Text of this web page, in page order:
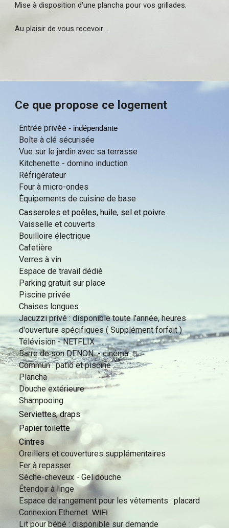
Mise à disposition d'une plancha pour vos grillades.
Au plaisir de vous recevoir ...
Ce que propose ce logement
Entrée privée - indépendante
Boîte à clé sécurisée
Vue sur le jardin avec sa terrasse
Kitchenette - domino induction
Réfrigérateur
Four à micro-ondes
Équipements de cuisine de base
Casseroles et poêles, huile, sel et poivre
Vaisselle et couverts
Bouilloire électrique
Cafetière
Verres à vin
Espace de travail dédié
Parking gratuit sur place
Piscine privée
Chaises longues
Jacuzzi privé : disponible toute l'année, heures
d'ouverture spécifiques ( Supplément forfait )
Télévision - NETFLIX
Barre de son DENON - cinéma
Commun : patio et piscine
Plancha
Douche extérieure
Shampooing
Serviettes, draps
Papier toilette
Cintres
Oreillers et couvertures supplémentaires
Fer à repasser
Sèche-cheveux - Gel douche
Étendoir à linge
Espace de rangement pour les vêtements : placard
Connexion Ethernet WIFI
Lit pour bébé : disponible sur demande